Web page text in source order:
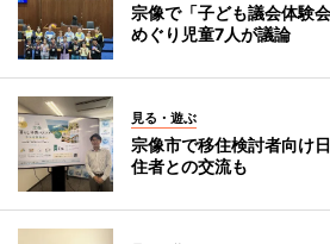
宗像で「子ども議会体験
めぐり児童7人が議論
見る・遊ぶ
宗像市で移住検討者向け
住者との交流も